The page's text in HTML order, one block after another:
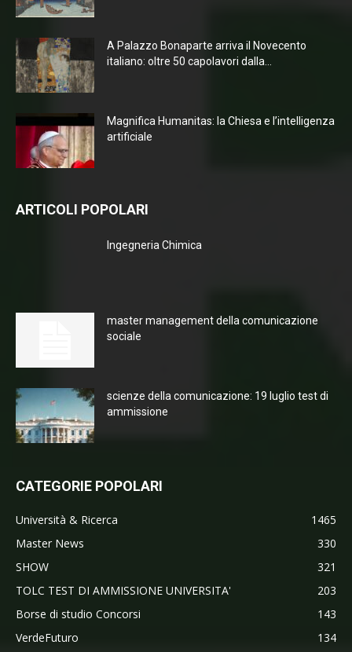
A Palazzo Bonaparte arriva il Novecento
italiano: oltre 50 capolavori dalla...
Magnifica Humanitas: la Chiesa e l’intelligenza
artificiale
ARTICOLI POPOLARI
Ingegneria Chimica
master management della comunicazione
sociale
scienze della comunicazione: 19 luglio test di
ammissione
CATEGORIE POPOLARI
Università & Ricerca
1465
Master News
330
SHOW
321
TOLC TEST DI AMMISSIONE UNIVERSITA'
203
Borse di studio Concorsi
143
VerdeFuturo
134